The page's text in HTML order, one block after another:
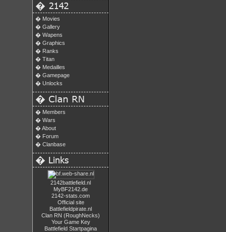
�
� Movies
� Gallery
� Wapens
� Graphics
� Ranks
� Titan
� Medailles
� Gamepage
� Unlocks
�
� Members
� Wars
�About
� Forum
� Clanbase
�
2142battlefield.nl
MyBF2142.de
2142-stats.com
Official site
Battlefieldpirate.nl
Clan RN (RoughNecks)
Your Game Key
Battlefield Startpagina